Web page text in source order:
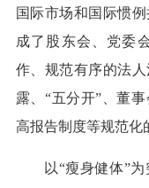
国际市场和国际惯
成了股东会、党委
作、规范有序的法
露、“五分开”、董
高报告制度等规范化
以“瘦身健体”